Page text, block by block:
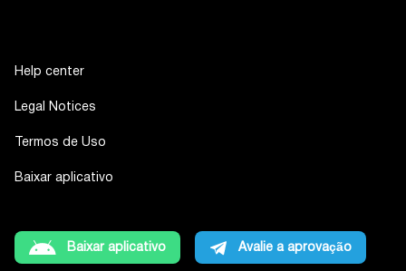
Help center
Legal Notices
Termos de Uso
Baixar aplicativo
Baixar aplicativo Avalie a aprovação